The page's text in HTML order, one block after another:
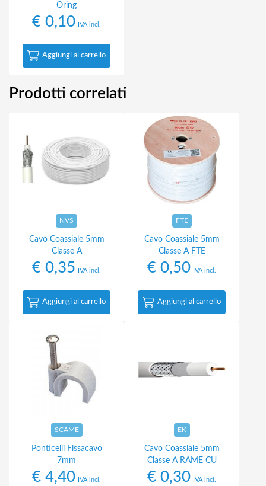
Oring
€ 0,10 IVA incl.
Aggiungi al carrello
Prodotti correlati
NVS
Cavo Coassiale 5mm
Classe A
€ 0,35 IVA incl.
Aggiungi al carrello
FTE
Cavo Coassiale 5mm
Classe A FTE
€ 0,50 IVA incl.
Aggiungi al carrello
SCAME
Ponticelli Fissacavo
7mm
€ 4,40 IVA incl.
EK
Cavo Coassiale 5mm
Classe A RAME CU
€ 0,30 IVA incl.